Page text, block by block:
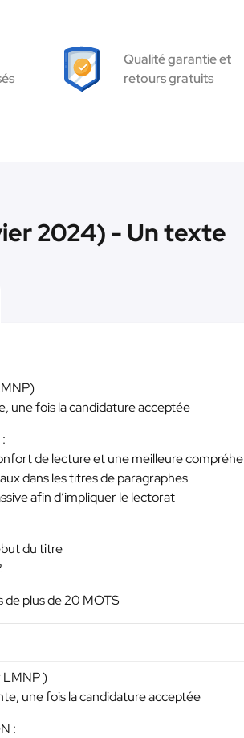
Qualité garantie et
retours gratuits
2024) - Un texte
une fois la candidature acceptée
de lecture et une meilleure
dans les titres de paragraphes
afin d’impliquer le lectorat
du titre
de plus de 20 MOTS
)
une fois la candidature acceptée
: